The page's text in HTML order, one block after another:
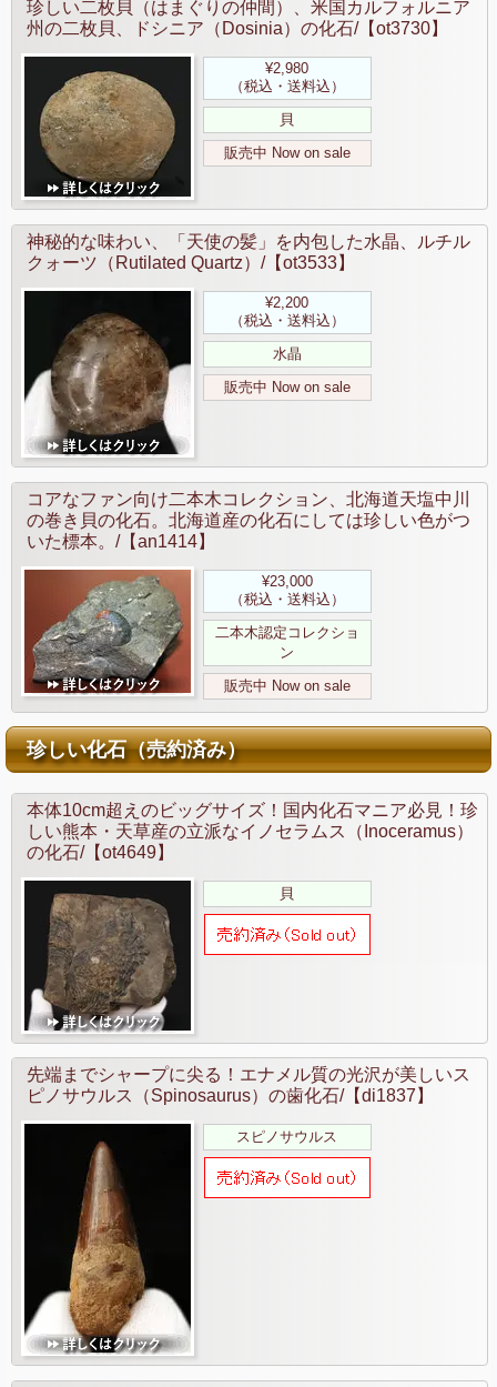
珍しい二枚貝（はまぐりの仲間）、米国カルフォルニア
州の二枚貝、ドシニア（Dosinia）の化石/【ot3730】
¥2,980
（税込・送料込）
貝
販売中 Now on sale
神秘的な味わい、「天使の髪」を内包した水晶、ルチル
クォーツ（Rutilated Quartz）/【ot3533】
¥2,200
（税込・送料込）
水晶
販売中 Now on sale
コアなファン向け二本木コレクション、北海道天塩中川
の巻き貝の化石。北海道産の化石にしては珍しい色がつ
いた標本。/【an1414】
¥23,000
（税込・送料込）
二本木認定コレクショ
ン
販売中 Now on sale
珍しい化石（売約済み）
本体10cm超えのビッグサイズ！国内化石マニア必見！珍
しい熊本・天草産の立派なイノセラムス（Inoceramus）
の化石/【ot4649】
貝
先端までシャープに尖る！エナメル質の光沢が美しいス
ピノサウルス（Spinosaurus）の歯化石/【di1837】
スピノサウルス